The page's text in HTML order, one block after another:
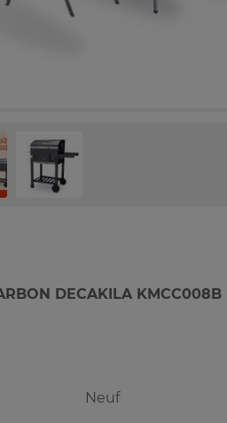
DECAKILA KMCC008B
Neuf